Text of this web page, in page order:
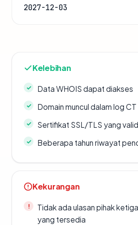
2027-12-03
Kelebihan
Data WHOIS dapat diakses
Domain muncul dalam log
Sertifikat SSL/TLS yang valid
Beberapa tahun riwayat
Kekurangan
Tidak ada ulasan pihak
yang tersedia